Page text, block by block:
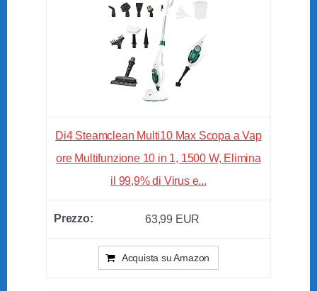
Di4 Steamclean Multi10 Max Scopa a Vap
ore Multifunzione 10 in 1, 1500 W, Elimina
il 99,9% di Virus e...
63,99 EUR
Acquista su Amazon